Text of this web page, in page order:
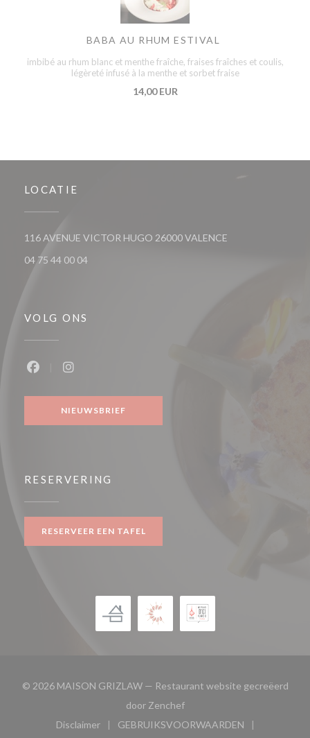
BABA AU RHUM ESTIVAL
imbibé au rhum blanc et menthe fraîche, fraises fraîches et coulis,
légèreté infusé à la menthe et sorbet fraise
14,00 EUR
LOCATIE
116 AVENUE VICTOR HUGO 26000 VALENCE
04 75 44 00 04
VOLG ONS
NIEUWSBRIEF
RESERVERING
RESERVEER EEN TAFEL
© 2026 MAISON GRIZLAW — Restaurant website gecreëerd
door Zenchef((opent in een nieuw
Disclaimer
((opent in een nieuw venster))
GEBRUIKSVOORWAARDEN
((opent in een nieuw